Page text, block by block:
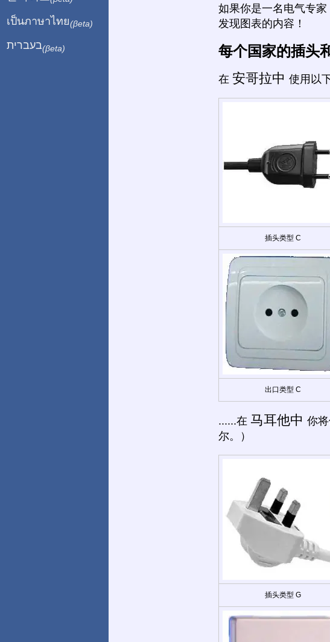
如果你是一名电气专
发现图表的内容！
每个国家的插头
在 安哥拉中 使用以
插头类型 C
出口类型 C
......在 马耳他中 你
尔。）
插头类型 G
เป็นภาษาไทย(βeta)
בעברית(βeta)